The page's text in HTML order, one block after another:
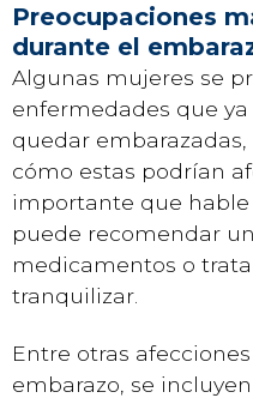
Preocupaciones
durante el
Algunas mujeres se
enfermedades que
quedar
cómo estas podrían
importante que
puede recomendar
medicamentos o
tranquilizar.
Entre otras
embarazo, se